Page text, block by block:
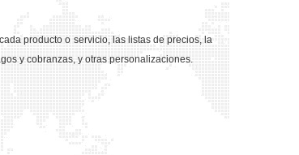
producto o servicio, las listas de precios, la
y cobranzas, y otras personalizaciones.